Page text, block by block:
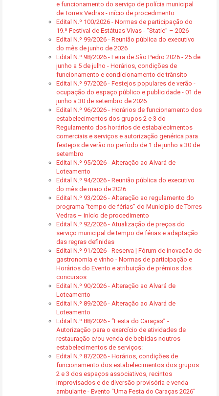
e funcionamento do serviço de polícia municipal
de Torres Vedras - início de procedimento
Edital N.º 100/2026 - Normas de participação do
19.º Festival de Estátuas Vivas - “Static” – 2026
Edital N.º 99/2026 - Reunião pública do executivo
do mês de junho de 2026
Edital N.º 98/2026 - Feira de São Pedro 2026 - 25 de
junho a 5 de julho - Horários, condições de
funcionamento e condicionamento de trânsito
Edital N.º 97/2026 - Festejos populares de verão -
ocupação do espaço público e publicidade - 01 de
junho a 30 de setembro de 2026
Edital N.º 96/2026 - Horários de funcionamento dos
estabelecimentos dos grupos 2 e 3 do
Regulamento dos horários de estabalecimentos
comerciais e serviços e autorização genérica para
festejos de verão no período de 1 de junho a 30 de
setembro
Edital N.º 95/2026 - Alteração ao Alvará de
Loteamento
Edital N.º 94/2026 - Reunião pública do executivo
do mês de maio de 2026
Edital N.º 93/2026 - Alteração ao regulamento do
programa “tempo de férias” do Município de Torres
Vedras – início de procedimento
Edital N.º 92/2026 - Atualização de preços do
serviço municipal de tempo de férias e adaptação
das regras definidas
Edital N.º 91/2026 - Reserva | Fórum de inovação de
gastronomia e vinho - Normas de participação e
Horários do Evento e atribuição de prémios dos
concursos
Edital N.º 90/2026 - Alteração ao Alvará de
Loteamento
Edital N.º 89/2026 - Alteração ao Alvará de
Loteamento
Edital N.º 88/2026 - “Festa do Caraças” -
Autorização para o exercício de atividades de
restauração e/ou venda de bebidas noutros
estabelecimentos de serviços:
Edital N.º 87/2026 - Horários, condições de
funcionamento dos estabelecimentos dos grupos
2 e 3 dos espaços associativos, recintos
improvisados e de diversão provisória e venda
ambulante - Evento “Uma Festa do Caraças 2026”